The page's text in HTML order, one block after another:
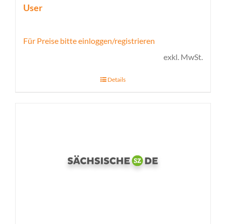
User
Für Preise bitte einloggen/registrieren
exkl. MwSt.
Details